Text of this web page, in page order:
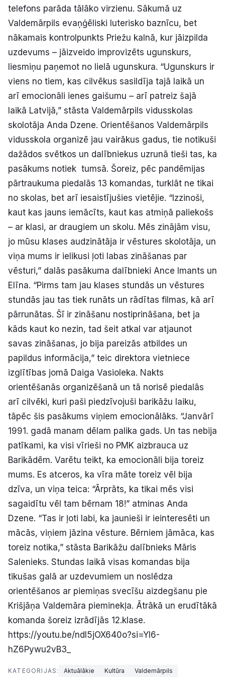
telefons parāda tālāko virzienu. Sākumā uz
Valdemārpils evaņģēliski luterisko baznīcu, bet
nākamais kontrolpunkts Priežu kalnā, kur jāizpilda
uzdevums – jāizveido improvizēts ugunskurs,
liesmiņu paņemot no lielā ugunskura. “Ugunskurs ir
viens no tiem, kas cilvēkus sasildīja tajā laikā un
arī emocionāli ienes gaišumu – arī patreiz šajā
laikā Latvijā,” stāsta Valdemārpils vidusskolas
skolotāja Anda Dzene. Orientēšanos Valdemārpils
vidusskola organizē jau vairākus gadus, tie notikuši
dažādos svētkos un dalībniekus uzrunā tieši tas, ka
pasākums notiek tumsā. Šoreiz, pēc pandēmijas
pārtraukuma piedalās 13 komandas, turklāt ne tikai
no skolas, bet arī iesaistījušies vietējie. “Izzinoši,
kaut kas jauns iemācīts, kaut kas atmiņā paliekošs
– ar klasi, ar draugiem un skolu. Mēs zinājām visu,
jo mūsu klases audzinātāja ir vēstures skolotāja, un
viņa mums ir ielikusi ļoti labas zināšanas par
vēsturi,” dalās pasākuma dalībnieki Ance Imants un
Elīna. “Pirms tam jau klases stundās un vēstures
stundās jau tas tiek runāts un rādītas filmas, kā arī
pārrunātas. Šī ir zināšanu nostiprināšana, bet ja
kāds kaut ko nezin, tad šeit atkal var atjaunot
savas zināšanas, jo bija pareizās atbildes un
papildus informācija,” teic direktora vietniece
izglītības jomā Daiga Vasioleka. Nakts
orientēšanās organizēšanā un tā norisē piedalās
arī cilvēki, kuri paši piedzīvojuši barikāžu laiku,
tāpēc šis pasākums viņiem emocionālāks. “Janvārī
1991. gadā manam dēlam palika gads. Un tas nebija
patīkami, ka visi vīrieši no PMK aizbrauca uz
Barikādēm. Varētu teikt, ka emocionāli bija toreiz
mums. Es atceros, ka vīra māte toreiz vēl bija
dzīva, un viņa teica: “Ārprāts, ka tikai mēs visi
sagaidītu vēl tam bērnam 18!” atminas Anda
Dzene. “Tas ir ļoti labi, ka jaunieši ir ieinteresēti un
mācās, viņiem jāzina vēsture. Bērniem jāmāca, kas
toreiz notika,” stāsta Barikāžu dalībnieks Māris
Salenieks. Stundas laikā visas komandas bija
tikušas galā ar uzdevumiem un noslēdza
orientēšanos ar piemiņas svecīšu aizdegšanu pie
Krišjāņa Valdemāra pieminekļa. Ātrākā un erudītākā
komanda šoreiz izrādījās 12.klase.
https://youtu.be/ndl5jOX640o?si=YI6-
hZ6Pywu2vB3_
KATEGORIJAS: Aktuālākie Kultūra Valdemārpils